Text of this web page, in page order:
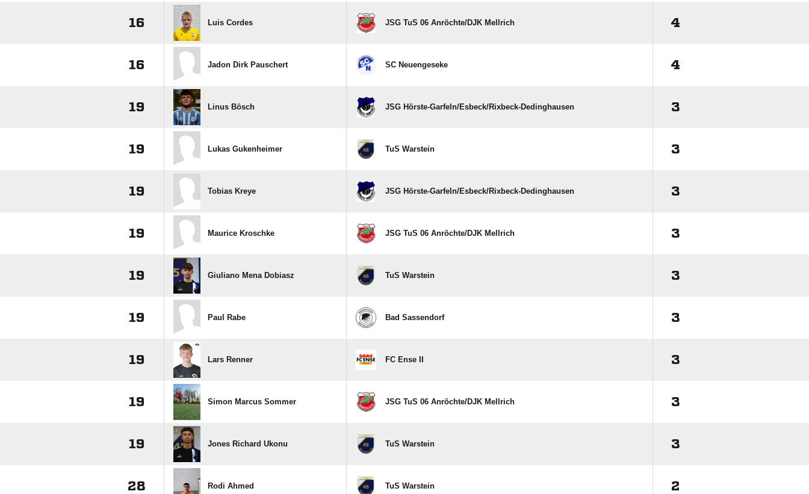
16 Luis Cordes JSG TuS 06 Anröchte/​DJK Mellrich 4
16 Jadon Dirk Pauschert SC Neuengeseke 4
19 Linus Bösch JSG Hörste-Garfeln/​Esbeck/​Rixbeck-Dedinghausen 3
19 Lukas Gukenheimer TuS Warstein 3
19 Tobias Kreye JSG Hörste-Garfeln/​Esbeck/​Rixbeck-Dedinghausen 3
19 Maurice Kroschke JSG TuS 06 Anröchte/​DJK Mellrich 3
19 Giuliano Mena Dobiasz TuS Warstein 3
19 Paul Rabe Bad Sassendorf 3
19 Lars Renner FC Ense II 3
19 Simon Marcus Sommer JSG TuS 06 Anröchte/​DJK Mellrich 3
19 Jones Richard Ukonu TuS Warstein 3
28 Rodi Ahmed TuS Warstein 2